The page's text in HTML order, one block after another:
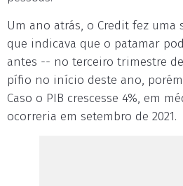
Um ano atrás, o Credit fez uma
que indicava que o patamar
antes -- no terceiro trimestre
pífio no início deste ano,
Caso o PIB crescesse 4%, em
ocorreria em setembro de 2021.